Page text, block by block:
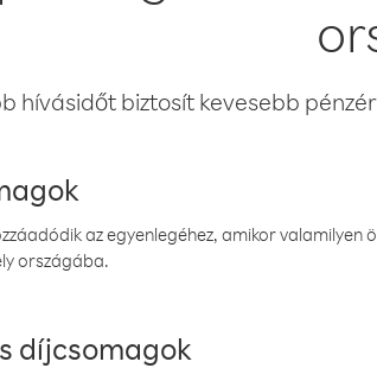
hívásidőt biztosít kevesebb
az egyenlegéhez, amikor
országába.
díjcsomagok